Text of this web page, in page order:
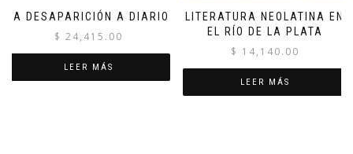
LA DESAPARICIÓN A DIARIO
$ 24,415.00
LEER MÁS
LITERATURA NEOLATINA EN
EL RÍO DE LA PLATA
$ 14,140.00
LEER MÁS